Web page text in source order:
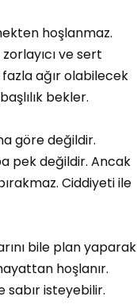
hoşlanmaz.
ve sert
ağır olabilecek
bekler.
göre değildir.
pek değildir. Ancak
Ciddiyeti ile
bile plan yaparak
hoşlanır.
sabır isteyebilir.